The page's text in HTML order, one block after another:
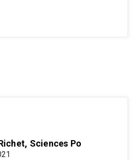
Sciences Po